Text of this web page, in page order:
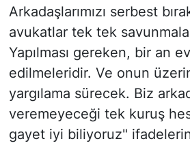
Arkadaşlarımızı serbest
avukatlar tek tek
Yapılması gereken, bir an
edilmeleridir. Ve onun
yargılama sürecek. Biz
veremeyeceği tek kuruş
gayet iyi biliyoruz"